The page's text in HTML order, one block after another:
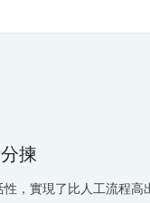
揀
，實現了比人工流程高